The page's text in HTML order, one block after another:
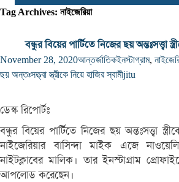
Tag Archives: নাইজেরিয়া
বন্ধুর বিয়ের পার্টিতে নিজের ছয় অন্তঃসত্ত্বা
November 28, 2020আন্তর্জাতিকইনস্টাগ্রাম,
ছয় অন্তঃসত্ত্বা স্ত্রীকে নিয়ে হাজির স্বামীjitu
ডেস্ক রিপোর্টঃ
বন্ধুর বিয়ের পার্টিতে নিজের ছয় অন্তঃসত্ত্বা
নাইজেরিয়ার বাসিন্দা মাইক এজে
নাইটক্লাবের মালিক। তার ইনস্টাগ্রাম
আপলোড করেছেন।